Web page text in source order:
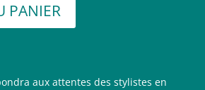
PANIER
aux attentes des stylistes en